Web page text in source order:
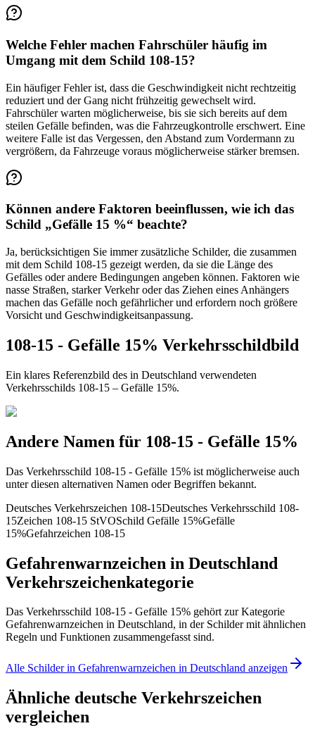
Welche Fehler machen Fahrschüler häufig im
Umgang mit dem Schild 108-15?
Ein häufiger Fehler ist, dass die Geschwindigkeit nicht rechtzeitig
reduziert und der Gang nicht frühzeitig gewechselt wird.
Fahrschüler warten möglicherweise, bis sie sich bereits auf dem
steilen Gefälle befinden, was die Fahrzeugkontrolle erschwert. Eine
weitere Falle ist das Vergessen, den Abstand zum Vordermann zu
vergrößern, da Fahrzeuge voraus möglicherweise stärker bremsen.
Können andere Faktoren beeinflussen, wie ich das
Schild „Gefälle 15 %“ beachte?
Ja, berücksichtigen Sie immer zusätzliche Schilder, die zusammen
mit dem Schild 108-15 gezeigt werden, da sie die Länge des
Gefälles oder andere Bedingungen angeben können. Faktoren wie
nasse Straßen, starker Verkehr oder das Ziehen eines Anhängers
machen das Gefälle noch gefährlicher und erfordern noch größere
Vorsicht und Geschwindigkeitsanpassung.
108-15 - Gefälle 15% Verkehrsschildbild
Ein klares Referenzbild des in Deutschland verwendeten
Verkehrsschilds 108-15 – Gefälle 15%.
Andere Namen für 108-15 - Gefälle 15%
Das Verkehrsschild 108-15 - Gefälle 15% ist möglicherweise auch
unter diesen alternativen Namen oder Begriffen bekannt.
Deutsches Verkehrszeichen 108-15Deutsches Verkehrsschild 108-
15Zeichen 108-15 StVOSchild Gefälle 15%Gefälle
15%Gefahrzeichen 108-15
Gefahrenwarnzeichen in Deutschland
Verkehrszeichenkategorie
Das Verkehrsschild 108-15 - Gefälle 15% gehört zur Kategorie
Gefahrenwarnzeichen in Deutschland, in der Schilder mit ähnlichen
Regeln und Funktionen zusammengefasst sind.
Alle Schilder in Gefahrenwarnzeichen in Deutschland anzeigen
Ähnliche deutsche Verkehrszeichen
vergleichen